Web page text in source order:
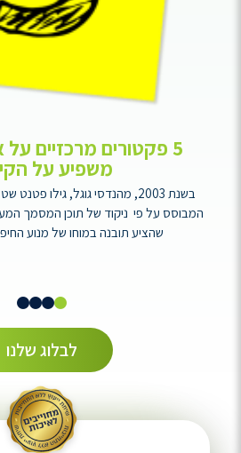
5 פקטורים מרכזיים
משפיע על
המבוסס על פי ניקוד של תוכן המסמך
שהציע תובנה במוחו של מנוע
לבלוג שלנו